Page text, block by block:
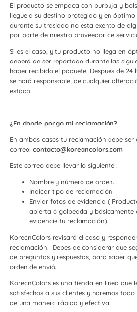
El producto se empaca con burbuja y
llegue a su destino protegido y en
durante su traslado no esta exento de
por parte de nuestro proveedor de
Si es el caso, y tu producto no llega en
deberá de ser reportado durante las
haber recibido el paquete. Después de 24
se hará responsable, de cualquier
estado.
¿En donde pongo mi reclamación?
En ambos casos tu reclamación debe
correo: contacto@koreancolors.com
Este correo debe llevar lo siguiente :
Nombre y número de orden.
Indicar tipo de reclamación
Enviar fotos de evidencia (
abierta ó golpeada y básicamente
evidencie tu reclamación).
KoreanColors revisará el caso y
reclamación. Debes de considerar que
de preguntas y respuestas, para saber
orden de envió.
KoreanColors es una tienda en línea que
satisfechos a sus clientes y haremos
de una manera rápida y efectiva.